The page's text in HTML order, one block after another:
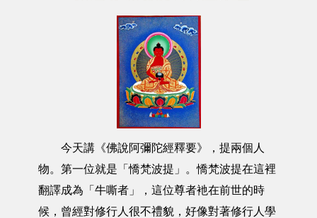
今天講《佛說阿彌陀經釋要》，提兩個人
物。第一位就是「憍梵波提」。憍梵波提在這裡
翻譯成為「牛嘶者」，這位尊者衪在前世的時
候，曾經對修行人很不禮貌，好像對著修行人學